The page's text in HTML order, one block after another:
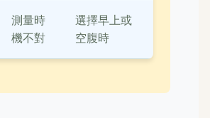
測量時
機不對
選擇早上或
空腹時